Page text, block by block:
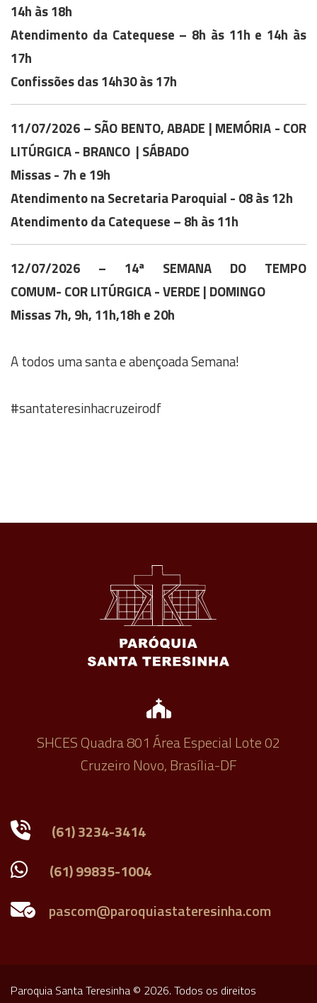
14h às 18h
Atendimento da Catequese – 8h às 11h e 14h às
17h
Confissões das 14h30 às 17h
11/07/2026 – SÃO BENTO, ABADE | MEMÓRIA - COR
LITÚRGICA - BRANCO | SÁBADO
Missas - 7h e 19h
Atendimento na Secretaria Paroquial - 08 às 12h
Atendimento da Catequese – 8h às 11h
12/07/2026 – 14ª SEMANA DO TEMPO
COMUM- COR LITÚRGICA - VERDE | DOMINGO
Missas 7h, 9h, 11h,18h e 20h
A todos uma santa e abençoada Semana!
#santateresinhacruzeirodf
SHCES Quadra 801 Área Especial Lote 02
Cruzeiro Novo, Brasília-DF
(61) 3234-3414
(61) 99835-1004
Paroquia Santa Teresinha © 2026. Todos os direitos